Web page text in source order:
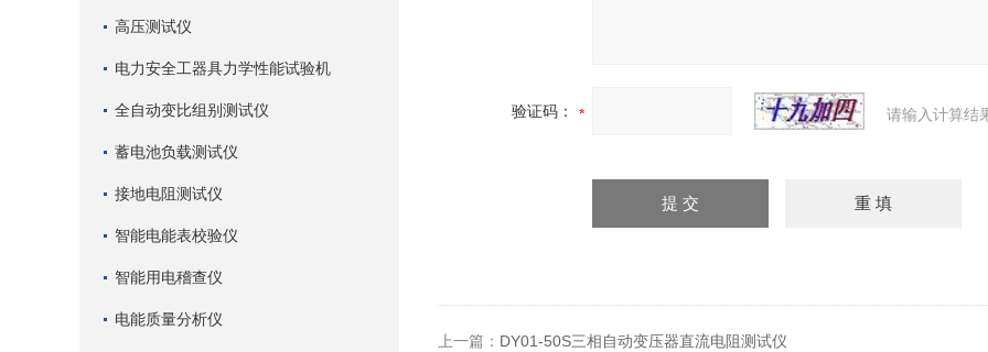
高压测试仪
电力安全工器具力学性能试验机
全自动变比组别测试仪
蓄电池负载测试仪
接地电阻测试仪
智能电能表校验仪
智能用电稽查仪
电能质量分析仪
验证码： 请输入计算结
上一篇： DY01-50S三相自动变压器直流电阻测试仪